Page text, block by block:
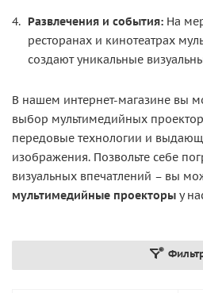
Развлечения и события: На
ресторанах и кинотеатрах
создают уникальные
В нашем интернет-магазине вы
выбор мультимедийных
передовые технологии и
изображения. Позвольте себе
визуальных впечатлений – вы
мультимедийные проекторы у